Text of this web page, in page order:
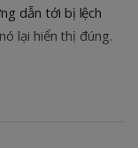
dẫn tới bị lệch
lại hiển thị đúng.